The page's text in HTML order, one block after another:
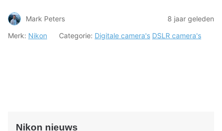
Mark Peters
8 jaar geleden
Merk: Nikon Categorie: Digitale camera's DSLR camera's
Nikon nieuws